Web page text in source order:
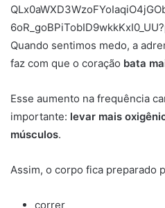
Quando sentimos medo, a
faz com que o coração bata
Esse aumento na frequência
importante: levar mais
músculos.
Assim, o corpo fica preparado
correr